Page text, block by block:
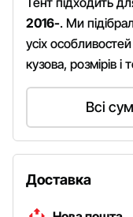
2016-. Ми
усіх
кузова, розмірів і
Всі
Доставка